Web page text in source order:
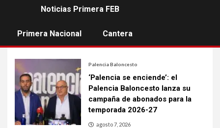
Noticias Primera FEB
Primera Nacional Cantera
Estadísticas LEB Oro
[muestramenuprincipal]
Palencia Baloncesto
‘Palencia se enciende’: el
Palencia Baloncesto lanza su
campaña de abonados para la
temporada 2026-27
agosto 7, 2026